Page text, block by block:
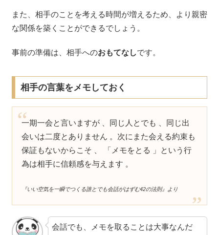
また、相手のことを考える時間が増えるため、より親密
な関係を築くことができるでしょう。
事前の準備は、相手へのおもてなしです。
相手の言葉をメモしておく
一期一会と言いますが 、同じ人とでも 、同じ出
会いは二度とありません 。次にまた会える約束も
保証もないからこそ 、 「メモをとる 」という行
為は相手に信頼感を与えます 。
『いい空気を一瞬でつくる誰とでも会話がはずむ42の法則』より
会話でも、メモを取ることは大事なんだ